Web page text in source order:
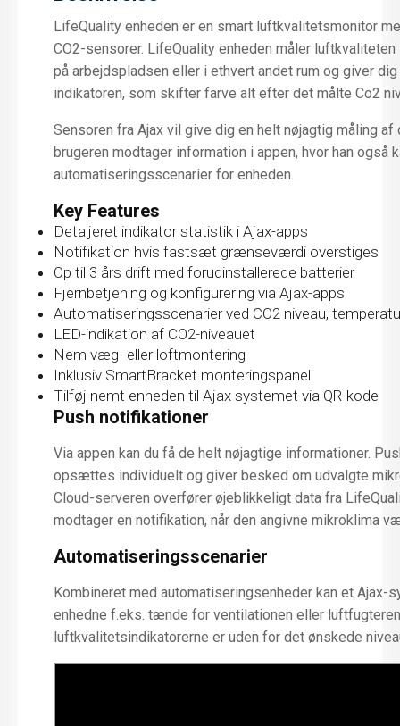
LifeQuality enheden er en smart luftkvalitetsmonitor
CO2-sensorer. LifeQuality enheden måler luftkvaliteten
på arbejdspladsen eller i ethvert andet rum og giver
indikatoren, som skifter farve alt efter det målte Co2
Sensoren fra Ajax vil give dig en helt nøjagtig ​​måling
brugeren modtager information i appen, hvor han også
automatiseringsscenarier for enheden.
Key Features
Detaljeret indikator statistik i Ajax-apps
Notifikation hvis fastsæt grænseværdi overstiges
Op til 3 års drift med forudinstallerede batterier
Fjernbetjening og konfigurering via Ajax-apps
Automatiseringsscenarier ved CO2 niveau,
LED-indikation af CO2-niveauet
Nem væg- eller loftmontering
Inklusiv SmartBracket monteringspanel
Tilføj nemt enheden til Ajax systemet via QR-kode
Push notifikationer
Via appen kan du få de helt nøjagtige informationer.
opsættes individuelt og giver besked om udvalgte
Cloud-serveren overfører øjeblikkeligt data fra
modtager en notifikation, når den angivne mikroklima
Automatiseringsscenarier
Kombineret med automatiseringsenheder kan et Ajax-
enhedne f.eks. tænde for ventilationen eller
luftkvalitetsindikatorerne er uden for det ønskede